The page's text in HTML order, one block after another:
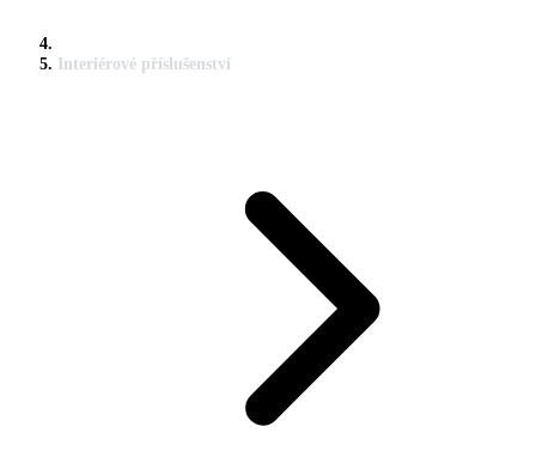
Interiérové příslušenství